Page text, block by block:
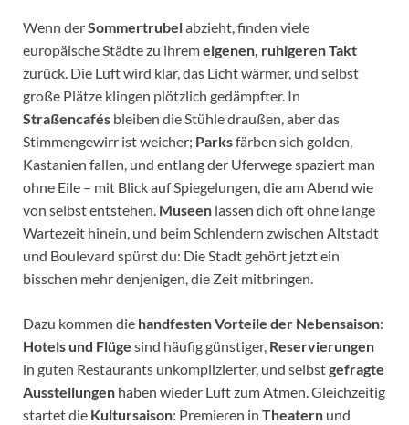
Wenn derSommertrubelabzieht, finden viele
europäische Städte zu ihremeigenen, ruhigeren Takt
zurück. Die Luft wird klar, das Licht wärmer, und selbst
große Plätze klingen plötzlich gedämpfter. In
Straßencafés bleiben die Stühle draußen, aber das
Stimmengewirr ist weicher; Parksfärben sich golden,
Kastanien fallen, und entlang der Uferwege spaziert man
ohne Eile – mit Blick auf Spiegelungen, die am Abend wie
von selbst entstehen. Museen lassen dich oft ohne lange
Wartezeit hinein, und beim Schlendern zwischen Altstadt
und Boulevard spürst du: Die Stadt gehört jetzt ein
bisschen mehr denjenigen, die Zeit mitbringen.
Dazu kommen die handfesten Vorteile der Nebensaison:
Hotels und Flüge sind häufig günstiger, Reservierungen
in guten Restaurants unkomplizierter, und selbstgefragte
Ausstellungen haben wieder Luft zum Atmen. Gleichzeitig
startet die Kultursaison: Premieren in Theatern und